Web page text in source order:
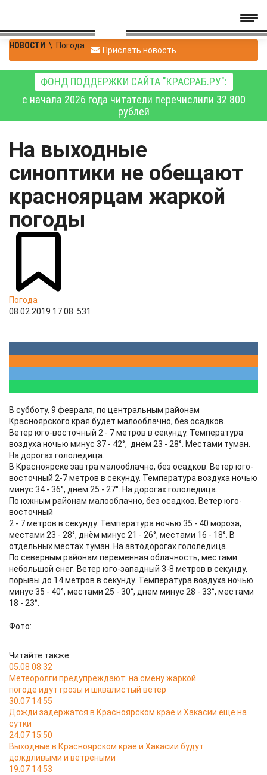
НОВОСТИ \ Погода Прислать новость
ФОНД ПОДДЕРЖКИ САЙТА "КРАСРАБ.РУ":
с начала 2026 года читатели перечислили 32 800
рублей
На выходные
синоптики не обещают
красноярцам жаркой
погоды
Погода
08.02.2019 17:08 531
В субботу, 9 февраля, по центральным районам
Красноярского края будет малооблачно, без осадков.
Ветер юго-восточный 2 - 7 метров в секунду. Температура
воздуха ночью минус 37 - 42°, днём 23 - 28°. Местами туман.
На дорогах гололедица.
В Красноярске завтра малооблачно, без осадков. Ветер юго-
восточный 2-7 метров в секунду. Температура воздуха ночью
минус 34 - 36°, днем 25 - 27°. На дорогах гололедица.
По южным районам малооблачно, без осадков. Ветер юго-
восточный
2 - 7 метров в секунду. Температура ночью 35 - 40 мороза,
местами 23 - 28°, днём минус 21 - 26°, местами 16 - 18°. В
отдельных местах туман. На автодорогах гололедица.
По северным районам переменная облачность, местами
небольшой снег. Ветер юго-западный 3-8 метров в секунду,
порывы до 14 метров в секунду. Температура воздуха ночью
минус 35 - 40°, местами 25 - 30°, днем минус 28 - 33°, местами
18 - 23°.
Фото:
Читайте также
05.08 08:32
Метеоролги предупреждают: на смену жаркой
погоде идут грозы и шквалистый ветер
30.07 14:55
Дожди задержатся в Красноярском крае и Хакасии ещё на
сутки
24.07 15:50
Выходные в Красноярском крае и Хакасии будут
дождливыми и ветреными
19.07 14:53